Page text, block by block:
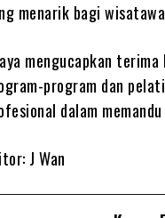
menarik bagi
mengucapkan
program dan
dalam
J Wan